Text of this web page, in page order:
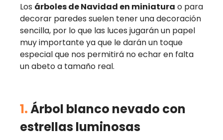
Los árboles de Navidad en miniatura o para
decorar paredes suelen tener una decoración
sencilla, por lo que las luces jugarán un papel
muy importante ya que le darán un toque
especial que nos permitirá no echar en falta
un abeto a tamaño real.
1.Árbol blanco nevado con
estrellas luminosas